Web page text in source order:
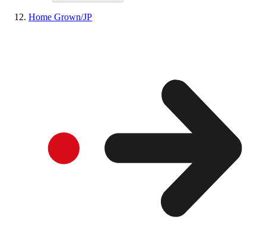
Home Grown/JP